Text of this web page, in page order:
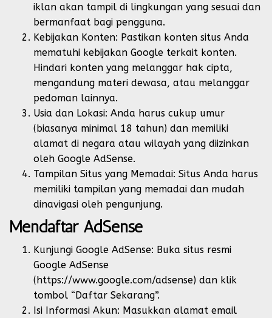
iklan akan tampil di lingkungan yang sesuai dan
bermanfaat bagi pengguna.
Kebijakan Konten: Pastikan konten situs Anda
mematuhi kebijakan Google terkait konten.
Hindari konten yang melanggar hak cipta,
mengandung materi dewasa, atau melanggar
pedoman lainnya.
Usia dan Lokasi: Anda harus cukup umur
(biasanya minimal 18 tahun) dan memiliki
alamat di negara atau wilayah yang diizinkan
oleh Google AdSense.
Tampilan Situs yang Memadai: Situs Anda harus
memiliki tampilan yang memadai dan mudah
dinavigasi oleh pengunjung.
Mendaftar AdSense
Kunjungi Google AdSense: Buka situs resmi
Google AdSense
(https://www.google.com/adsense) dan klik
tombol “Daftar Sekarang”.
Isi Informasi Akun: Masukkan alamat email